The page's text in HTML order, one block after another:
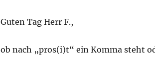
Guten Tag Herr F.,
ob nach „pros(i)t“ ein Komma steht